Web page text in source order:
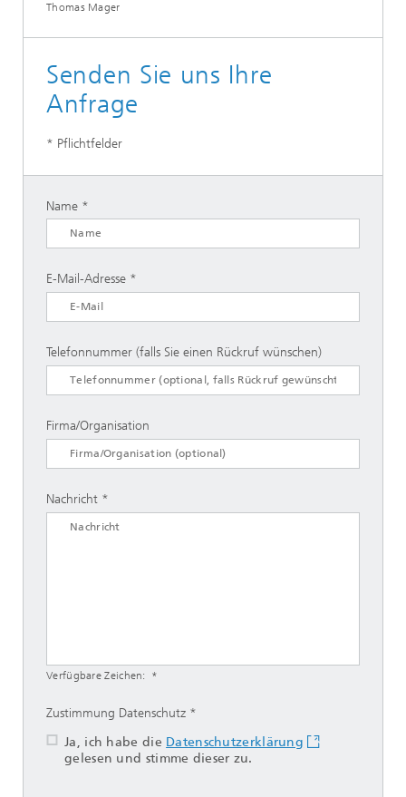
Thomas Mager
Senden Sie uns Ihre
Anfrage
* Pflichtfelder
Name
E-Mail-Adresse
Telefonnummer (falls Sie einen Rückruf wünschen)
Firma/Organisation
Nachricht
Verfügbare Zeichen:
Zustimmung Datenschutz
Ja, ich habe die Datenschutzerklärung
gelesen und stimme dieser zu.